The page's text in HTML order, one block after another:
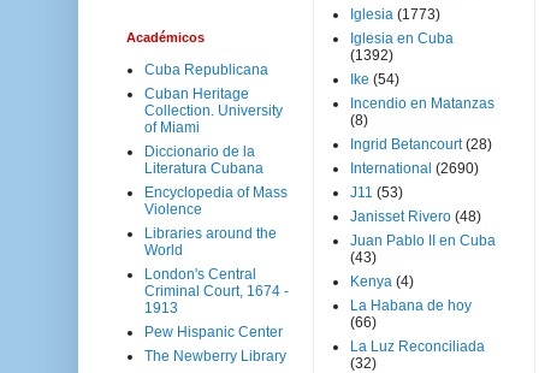
Académicos
Cuba Republicana
Cuban Heritage
Collection. University
of Miami
Diccionario de la
Literatura Cubana
Encyclopedia of Mass
Violence
Libraries around the
World
London's Central
Criminal Court, 1674 -
1913
Pew Hispanic Center
The Newberry Library
Iglesia (1773)
Iglesia en Cuba
(1392)
Ike (54)
Incendio en Matanzas
(8)
Ingrid Betancourt (28)
International (2690)
J11 (53)
Janisset Rivero (48)
Juan Pablo II en Cuba
(43)
Kenya (4)
La Habana de hoy
(66)
La Luz Reconciliada
(32)